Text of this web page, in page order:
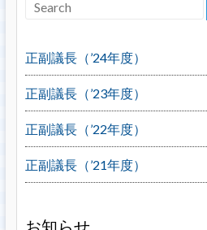
正副議長（’24年度）
正副議長（’23年度）
正副議長（’22年度）
正副議長（’21年度）
お知らせ